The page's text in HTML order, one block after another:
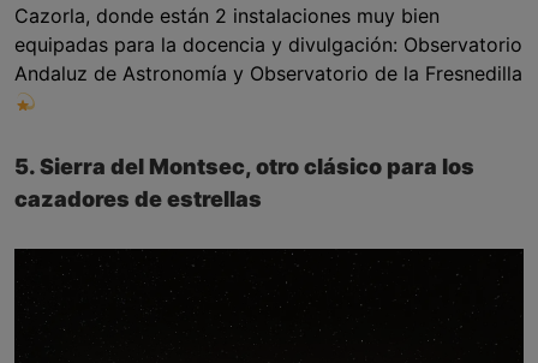
Cazorla, donde están 2 instalaciones muy bien
equipadas para la docencia y divulgación: Observatorio
Andaluz de Astronomía y Observatorio de la Fresnedilla
5. Sierra del Montsec, otro clásico para los
cazadores de estrellas